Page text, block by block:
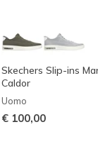
Skechers Slip-ins
Caldor
Uomo
€ 100,00